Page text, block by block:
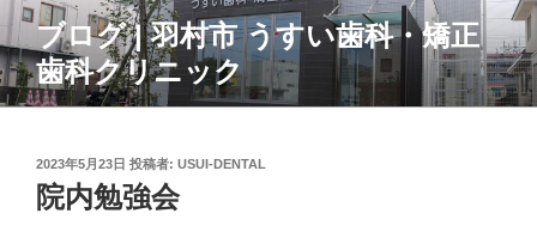
コ
ン
テ
ン
ブログ | 羽村市 うすい歯科・矯正
歯科クリニック
投
稿
日:
2023年5月23日 投稿者: USUI-DENTAL
院内勉強会